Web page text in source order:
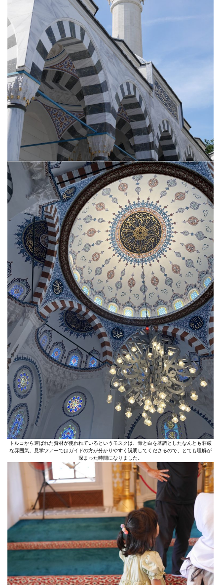
トルコから運ばれた資材が使われているというモスクは、青と白を基調としたなんとも荘厳
な雰囲気。見学ツアーではガイドの方が分かりやすく説明してくださるので、とても理解が
深まった時間になりました。